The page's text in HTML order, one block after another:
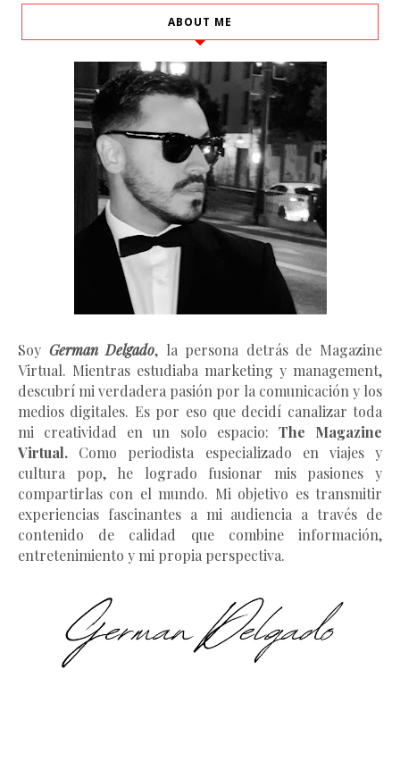
ABOUT ME
Soy German Delgado, la persona detrás de Magazine
Virtual. Mientras estudiaba marketing y management,
descubrí mi verdadera pasión por la comunicación y los
medios digitales. Es por eso que decidí canalizar toda
mi creatividad en un solo espacio: The Magazine
Virtual. Como periodista especializado en viajes y
cultura pop, he logrado fusionar mis pasiones y
compartirlas con el mundo. Mi objetivo es transmitir
experiencias fascinantes a mi audiencia a través de
contenido de calidad que combine información,
entretenimiento y mi propia perspectiva.